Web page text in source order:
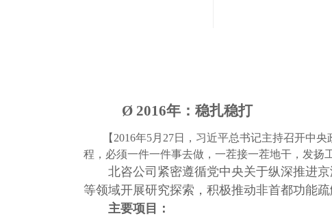
Ø 2016年：稳扎稳打
【 2016年5月27日，习近平总书记主持召开中
程，必须一件一件事去做，一茬接一茬地干，发扬
北咨公司紧密遵循党中央关于纵深推进
等领域开展研究探索，积极推动非首都功能
主要项目：